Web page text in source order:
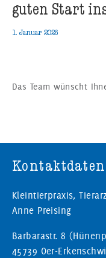
guten Start
1. Januar 2026
Das Team wünscht
Kontaktdaten
Kleintierpraxis,
Anne Preising
Barbarastr. 8
45739 Oer-